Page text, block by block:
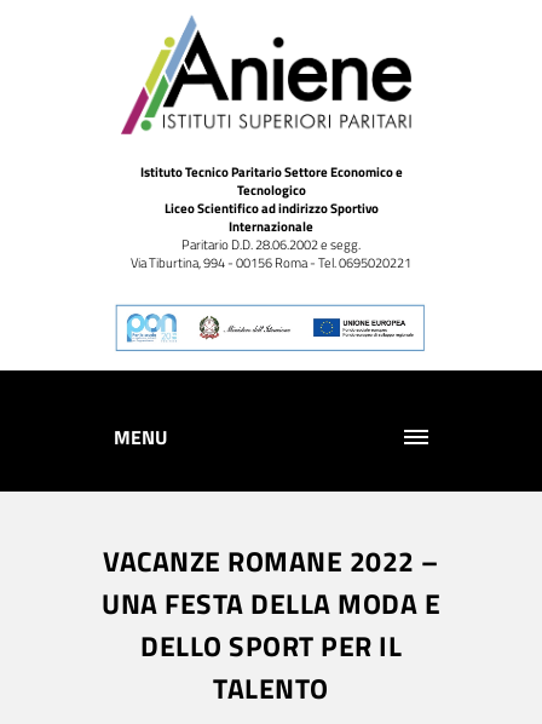
Istituto Tecnico Paritario Settore Economico e
Tecnologico
Liceo Scientifico ad indirizzo Sportivo
Internazionale
Paritario D.D. 28.06.2002 e segg.
Via Tiburtina, 994 - 00156 Roma - Tel. 0695020221
MENU
VACANZE ROMANE 2022 –
UNA FESTA DELLA MODA E
DELLO SPORT PER IL
TALENTO